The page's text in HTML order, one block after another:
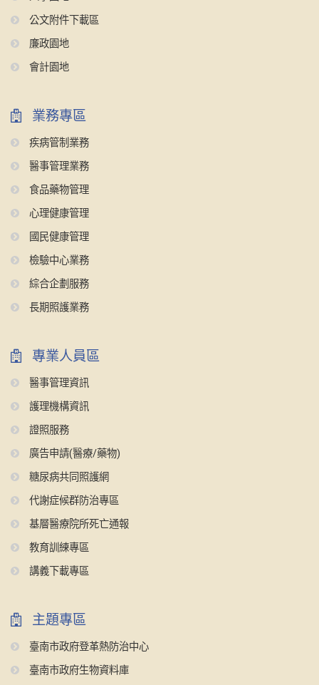
公文附件下載區
廉政園地
會計園地
業務專區
疾病管制業務
醫事管理業務
食品藥物管理
心理健康管理
國民健康管理
檢驗中心業務
綜合企劃服務
長期照護業務
專業人員區
醫事管理資訊
護理機構資訊
證照服務
廣告申請(醫療/藥物)
糖尿病共同照護網
代謝症候群防治專區
基層醫療院所死亡通報
教育訓練專區
講義下載專區
主題專區
臺南市政府登革熱防治中心
臺南市政府生物資料庫